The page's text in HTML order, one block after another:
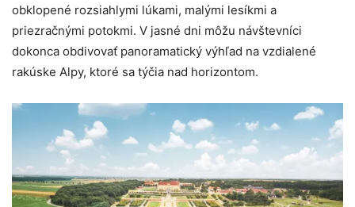
obklopené rozsiahlymi lúkami, malými lesíkmi a
priezračnými potokmi. V jasné dni môžu návštevníci
dokonca obdivovať panoramatický výhľad na vzdialené
rakúske Alpy, ktoré sa týčia nad horizontom.